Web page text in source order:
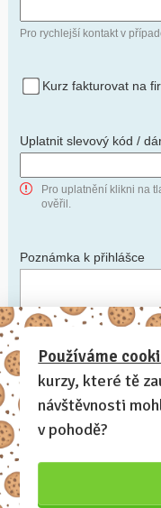
Pro rychlejší kontakt v
Kurz fakturovat na
Uplatnit slevový kód /
Pro uplatnění klikni na
ověřil.
Poznámka k přihlášce
Chceš-li se na cokoli
Anonymní profil –
vytvoří tvůj profil na
bude skrytý.
Chci dostávat
Používáme
kurzy, které tě
návštěvnosti
v pohodě?